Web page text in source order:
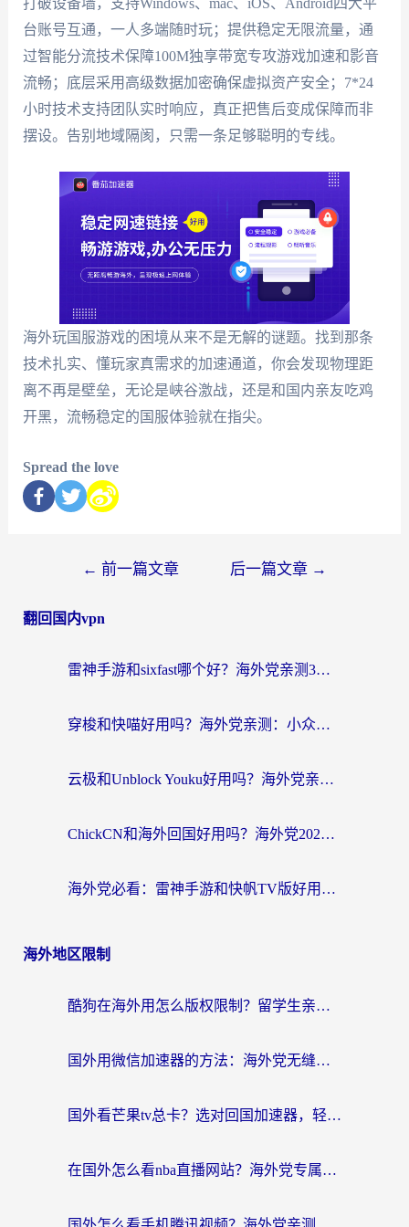
台账号互通，一人多端随时玩；提供稳定无限流量，通
过智能分流技术保障100M独享带宽专攻游戏加速和影音
流畅；底层采用高级数据加密确保虚拟资产安全；7*24
小时技术支持团队实时响应，真正把售后变成保障而非
摆设。告别地域隔阂，只需一条足够聪明的专线。
海外玩国服游戏的困境从来不是无解的谜题。找到那条
技术扎实、懂玩家真需求的加速通道，你会发现物理距
离不再是壁垒，无论是峡谷激战，还是和国内亲友吃鸡
开黑，流畅稳定的国服体验就在指尖。
Spread the love
← 前一篇文章 后一篇文章 →
翻回国内vpn
雷神手游和sixfast哪个好？海外党亲测3款回国加速器，教你选对不踩坑
穿梭和快喵好用吗？海外党亲测：小众加速器对比+番茄加速器深度体验
云极和Unblock Youku好用吗？海外党亲测+2026回国加速器避坑指南
ChickCN和海外回国好用吗？海外党2026亲测：从手游到影音，选对加速器的3个关键
海外党必看：雷神手游和快帆TV版好用吗？3步选对回国加速器不踩坑
海外地区限制
酷狗在海外用怎么版权限制？留学生亲测：3步解决听国内音乐难题
国外用微信加速器的方法：海外党无缝连接国内生活的实用指南
国外看芒果tv总卡？选对回国加速器，轻松追《浪姐》不费劲
在国外怎么看nba直播网站？海外党专属体育观赛指南，告别地区限制！